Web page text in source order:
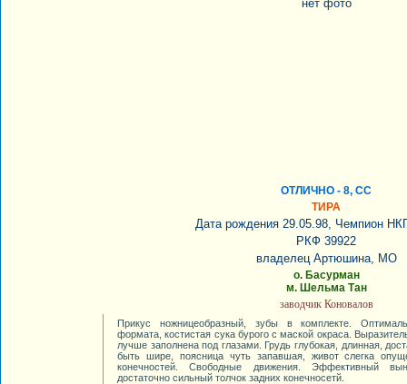
нет фото
ОТЛИЧНО - 8, СС
ТИРА
Дата рождения 29.05.98, Чемпион
РКФ 39922
владелец Артюшина, МО
о. Басурман
м. Шельма Тан
заводчик Коновалов
Прикус ножницеобразный, зубы в комплекте.
формата, костистая сука бурого с маской окраса.
лучше заполнена под глазами. Грудь глубокая, длинная,
быть шире, поясница чуть запавшая, живот слегка
конечностей. Свободные движения. Эффективный
достаточно сильный толчок задних конечносетй.